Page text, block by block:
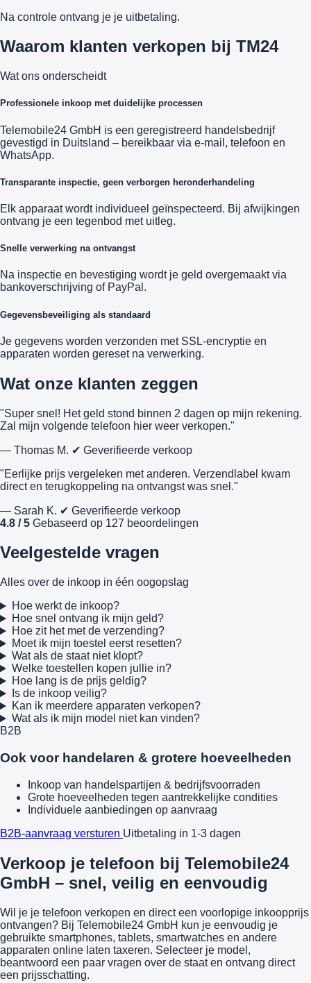
Na controle ontvang je je uitbetaling.
Waarom klanten verkopen bij TM24
Wat ons onderscheidt
Professionele inkoop met duidelijke processen
Telemobile24 GmbH is een geregistreerd handelsbedrijf
gevestigd in Duitsland – bereikbaar via e-mail, telefoon en
WhatsApp.
Transparante inspectie, geen verborgen heronderhandeling
Elk apparaat wordt individueel geïnspecteerd. Bij afwijkingen
ontvang je een tegenbod met uitleg.
Snelle verwerking na ontvangst
Na inspectie en bevestiging wordt je geld overgemaakt via
bankoverschrijving of PayPal.
Gegevensbeveiliging als standaard
Je gegevens worden verzonden met SSL-encryptie en
apparaten worden gereset na verwerking.
Wat onze klanten zeggen
"Super snel! Het geld stond binnen 2 dagen op mijn rekening.
Zal mijn volgende telefoon hier weer verkopen."
— Thomas M. ✔ Geverifieerde verkoop
"Eerlijke prijs vergeleken met anderen. Verzendlabel kwam
direct en terugkoppeling na ontvangst was snel."
— Sarah K. ✔ Geverifieerde verkoop
4.8 / 5 Gebaseerd op 127 beoordelingen
Veelgestelde vragen
Alles over de inkoop in één oogopslag
Hoe werkt de inkoop?
Hoe snel ontvang ik mijn geld?
Hoe zit het met de verzending?
Moet ik mijn toestel eerst resetten?
Wat als de staat niet klopt?
Welke toestellen kopen jullie in?
Hoe lang is de prijs geldig?
Is de inkoop veilig?
Kan ik meerdere apparaten verkopen?
Wat als ik mijn model niet kan vinden?
B2B
Ook voor handelaren & grotere hoeveelheden
Inkoop van handelspartijen & bedrijfsvoorraden
Grote hoeveelheden tegen aantrekkelijke condities
Individuele aanbiedingen op aanvraag
B2B-aanvraag versturen Uitbetaling in 1-3 dagen
Verkoop je telefoon bij Telemobile24
GmbH – snel, veilig en eenvoudig
Wil je je telefoon verkopen en direct een voorlopige inkoopprijs
ontvangen? Bij Telemobile24 GmbH kun je eenvoudig je
gebruikte smartphones, tablets, smartwatches en andere
apparaten online laten taxeren. Selecteer je model,
beantwoord een paar vragen over de staat en ontvang direct
een prijsschatting.